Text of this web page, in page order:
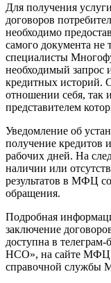
Для получения
договоров
необходимо
самого документа не
специалисты
необходимый запрос
кредитных историй.
отношении себя, так
представителем
Уведомление об
получение кредитов
рабочих дней. На
наличии или
результатов в МФЦ
обращения.
Подробная
заключение
доступна в
НСО», на сайте МФЦ
справочной службы